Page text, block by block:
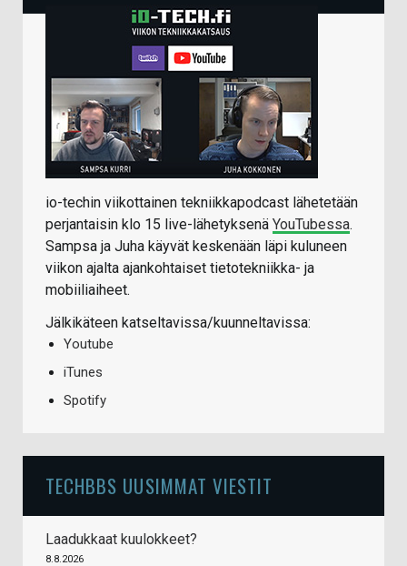
io-techin viikottainen tekniikkapodcast lähetetään
perjantaisin klo 15 live-lähetyksenä YouTubessa.
Sampsa ja Juha käyvät keskenään läpi kuluneen
viikon ajalta ajankohtaiset tietotekniikka- ja
mobiiliaiheet.
Jälkikäteen katseltavissa/kuunneltavissa:
Youtube
iTunes
Spotify
TECHBBS UUSIMMAT VIESTIT
Laadukkaat kuulokkeet?
8.8.2026